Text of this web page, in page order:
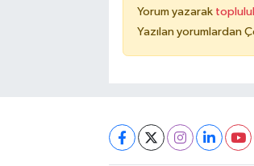
Yorum yazarak
Yazılan yorumlardan